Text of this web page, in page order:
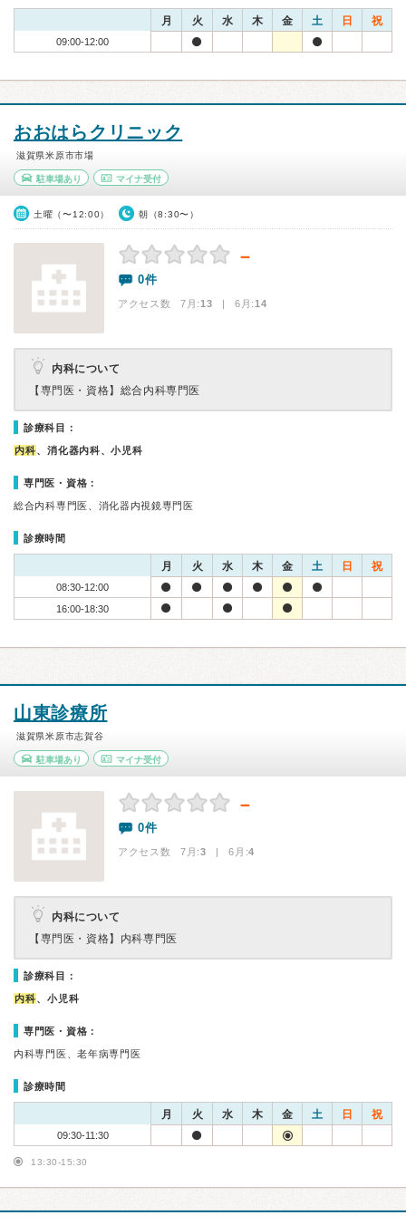
月 火 水 木 金 土 日 祝
09:00-12:00
おおはらクリニック
滋賀県米原市市場
駐車場あり マイナ受付
土曜（〜12:00） 朝（8:30〜）
－
0件
アクセス数 7月:13 | 6月:14
内科について
【専門医・資格】 総合内科専門医
診療科目：
内科、消化器内科、小児科
専門医・資格：
総合内科専門医、消化器内視鏡専門医
診療時間
月 火 水 木 金 土 日 祝
08:30-12:00
16:00-18:30
山東診療所
滋賀県米原市志賀谷
駐車場あり マイナ受付
－
0件
アクセス数 7月:3 | 6月:4
内科について
【専門医・資格】 内科専門医
診療科目：
内科、小児科
専門医・資格：
内科専門医、老年病専門医
診療時間
月 火 水 木 金 土 日 祝
09:30-11:30
13:30-15:30